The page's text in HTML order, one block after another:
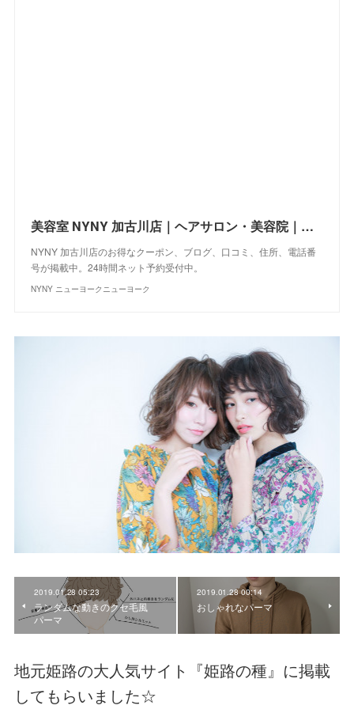
美容室 NYNY 加古川店｜ヘアサロン・美容院｜ニューヨークニューヨーク
NYNY 加古川店のお得なクーポン、ブログ、口コミ、住所、電話番
号が掲載中。24時間ネット予約受付中。
NYNY ニューヨークニューヨーク
2019.01.28 05:23
ランダムな動きのクセ毛風
パーマ
2019.01.28 00:14
おしゃれなパーマ
地元姫路の大人気サイト『姫路の種』に掲載
してもらいました☆